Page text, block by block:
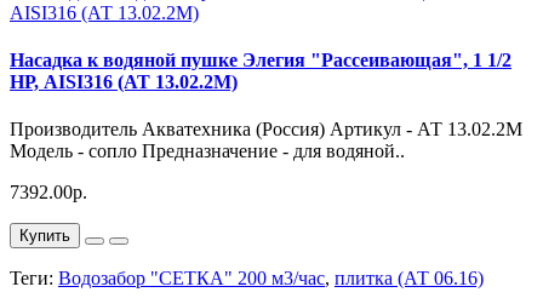
Насадка к водяной пушке Элегия "Рассеивающая", 1 1/2
НР, AISI316 (АТ 13.02.2М)
Производитель Акватехника (Россия) Артикул - АТ 13.02.2М
Модель - сопло Предназначение - для водяной..
7392.00р.
Купить
Теги: Водозабор "СЕТКА" 200 м3/час, плитка (АТ 06.16)